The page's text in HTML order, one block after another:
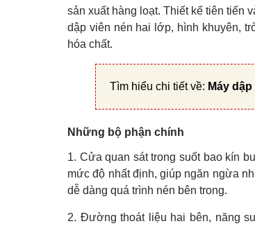
sản xuất hàng loạt. Thiết kế tiên tiến
dập viên nén hai lớp, hình khuyên,
hóa chất.
Tìm hiểu chi tiết về: Máy
Những bộ phận chính
1. Cửa quan sát trong suốt bao kín
mức độ nhất định, giúp ngăn ngừa
dễ dàng quá trình nén bên trong.
2. Đường thoát liệu hai bên, năng